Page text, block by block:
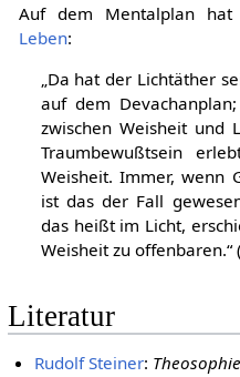
Auf dem Mentalplan
Leben:
„Da hat der Lichtäther
auf dem
zwischen Weisheit und
Traumbewußtsein
Weisheit. Immer, wenn
ist das der Fall
das heißt im Licht,
Weisheit zu offenbaren.“ (
Literatur
Rudolf Steiner: